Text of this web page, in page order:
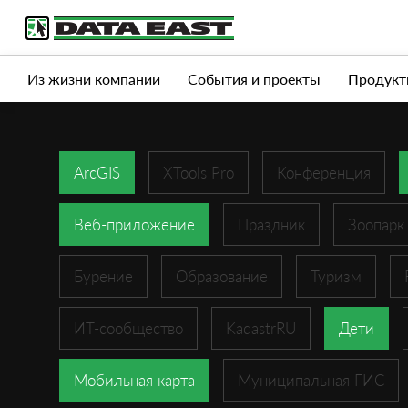
Услуги Продукты Истории успеха
Из жизни компании События и проекты
ArcGIS XTools Pro Конференция
Веб-приложение Праздник Зоопарк
Бурение Образование Туризм
ИТ-сообщество KadastrRU Дети
Мобильная карта Муниципальная ГИС